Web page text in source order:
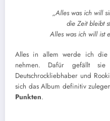
„Alles was ich will
die Zeit bleibt
Alles was ich will ist
Alles in allem werde ich die
nehmen. Dafür gefällt
Deutschrockliebhaber und
sich das Album definitiv
Punkten.